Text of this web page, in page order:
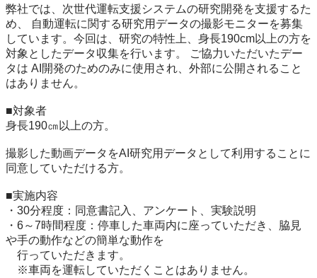
弊社では、次世代運転支援システムの研究開発を支援するた
め、 自動運転に関する研究用データの撮影モニターを募集
しています。今回は、研究の特性上、身長190cm以上の方を
対象としたデータ収集を行います。 ご協力いただいたデー
タは AI開発のためのみに使用され、外部に公開されること
はありません。
■対象者
身長190㎝以上の方。
撮影した動画データをAI研究用データとして利用することに
同意していただける方。
■実施内容
・30分程度：同意書記入、アンケート、実験説明
・6～7時間程度：停車した車両内に座っていただき、脇見
や手の動作などの簡単な動作を
行っていただきます。
※車両を運転していただくことはありません。